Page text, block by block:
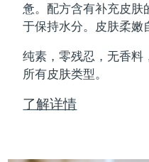
惫。配方含有补充皮肤
于保持水分。皮肤柔嫩
纯素，零残忍，无香料
所有皮肤类型。
了解详情